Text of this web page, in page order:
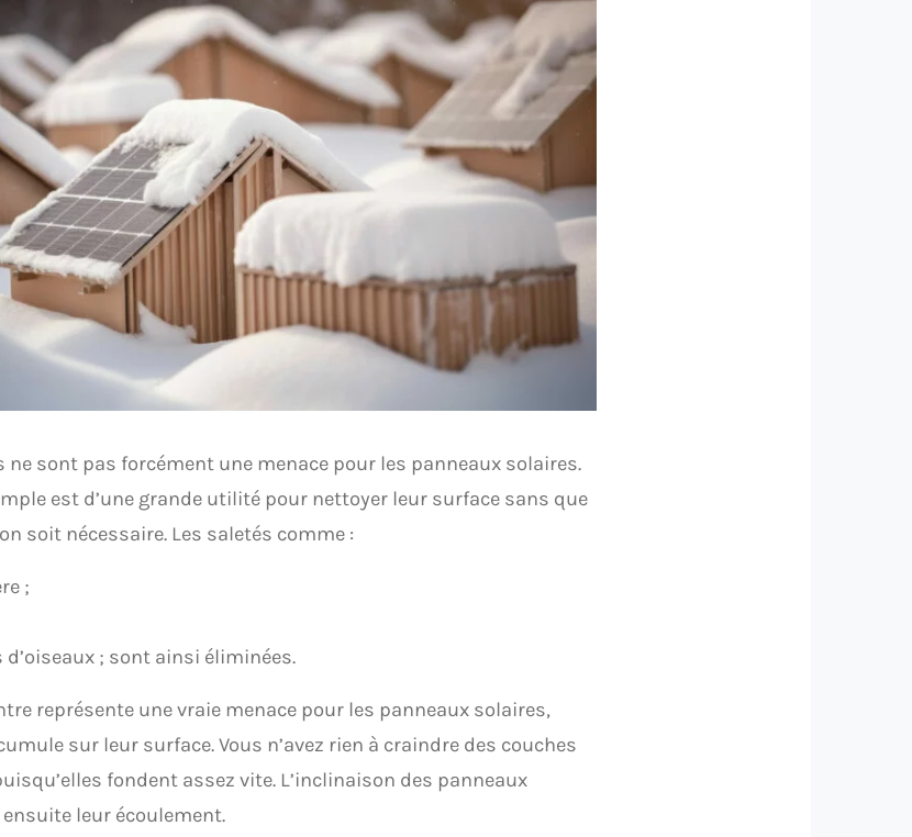
ne sont pas forcément une menace pour les panneaux solaires.
est d’une grande utilité pour nettoyer leur surface sans que
soit nécessaire. Les saletés comme :
;
d’oiseaux ; sont ainsi éliminées.
représente une vraie menace pour les panneaux solaires,
sur leur surface. Vous n’avez rien à craindre des couches
fondent assez vite. L’inclinaison des panneaux
leur écoulement.